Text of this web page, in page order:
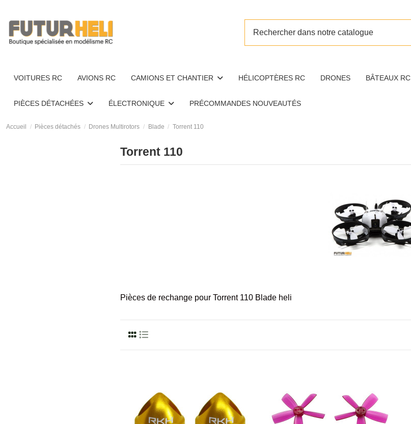
VOITURES RC AVIONS RC CAMIONS ET CHANTIER HÉLICOPTÈRES RC DRONES BÂTEAUX RC
PIÈCES DÉTACHÉES ÉLECTRONIQUE PRÉCOMMANDES NOUVEAUTÉS
Accueil Pièces détachés Drones Multirotors Blade Torrent 110
Torrent 110
Pièces de rechange pour Torrent 110 Blade heli